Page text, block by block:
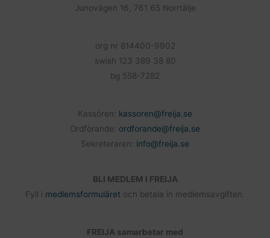
Junovägen 16, 761 65 Norrtälje
org nr 814400-9902
swish 123 389 38 80
bg 558-7282
Kassören: kassoren@freija.se
Ordförande: ordforande@freija.se
Sekreteraren: info@freija.se
BLI MEDLEM I FREIJA
Fyll i medlemsformuläret och betala in medlemsavgiften.
FREIJA samarbetar med